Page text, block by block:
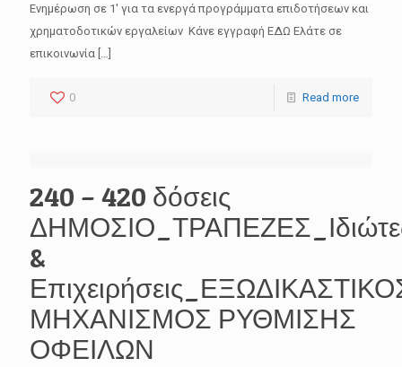
Ενημέρωση σε 1′ για τα ενεργά προγράμματα επιδοτήσεων και
χρηματοδοτικών εργαλείων Κάνε εγγραφή ΕΔΩ Ελάτε σε
επικοινωνία […]
0 Read more
240 – 420 δόσεις
&
ΜΗΧΑΝΙΣΜΟΣ ΡΥΘΜΙΣΗΣ
ΟΦΕΙΛΩΝ